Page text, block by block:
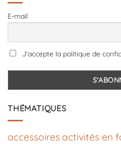
E-mail
J'accepte la politique de
THÉMATIQUES
accessoires activités en